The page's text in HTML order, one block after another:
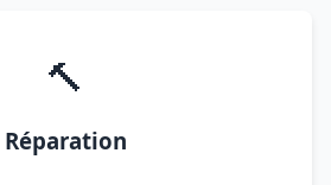
🔨
Réparation